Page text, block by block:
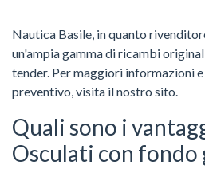
Nautica Basile, in quanto
un'ampia gamma di ricambi
tender. Per maggiori informazioni
preventivo, visita il nostro sito.
Quali sono i
Osculati con fondo